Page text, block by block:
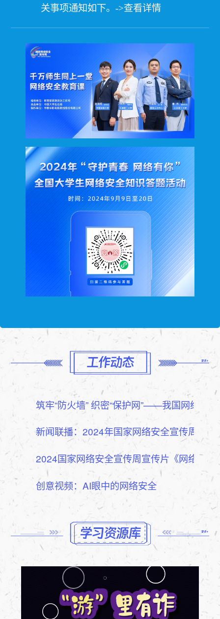
关事项通知如下。->查看详情
筑牢“防火墙” 织密“保护网”——我国网络安
新闻联播：2024年国家网络安全宣传周在广
2024国家网络安全宣传周宣传片《网络安全
创意视频：AI眼中的网络安全